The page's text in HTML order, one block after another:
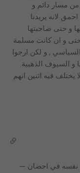
مسار دائم و
لانه يريدنا
و حتى صاحبتها
حتى و ان كانت مسلمة
, و لكن ارجوا
و السيوف الذهبية
فيه اثنين انهم
نفسه في احضان —